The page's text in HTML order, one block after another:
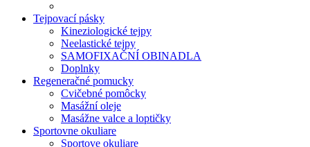
Tejpovací pásky
Kineziologické tejpy
Neelastické tejpy
SAMOFIXAČNÍ OBINADLA
Doplnky
Regeneračné pomucky
Cvičebné pomôcky
Masážní oleje
Masážne valce a loptičky
Sportovne okuliare
Sportove okuliare